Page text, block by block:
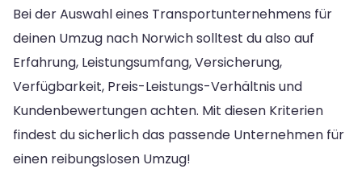
Bei der Auswahl eines Transportunternehmens für
deinen Umzug nach Norwich solltest du also auf
Erfahrung, Leistungsumfang, Versicherung,
Verfügbarkeit, Preis-Leistungs-Verhältnis und
Kundenbewertungen achten. Mit diesen Kriterien
findest du sicherlich das passende Unternehmen für
einen reibungslosen Umzug!